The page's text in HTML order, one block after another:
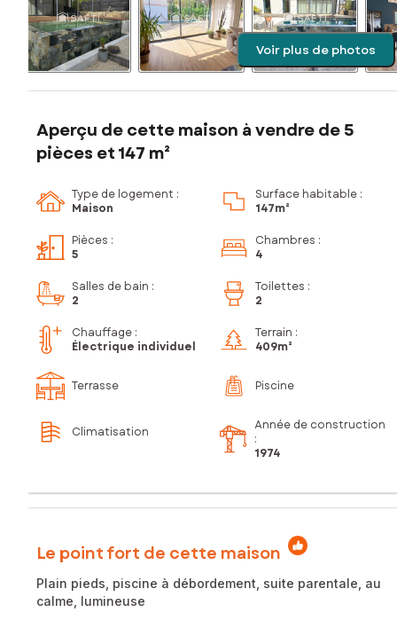
Voir plus de photos
Aperçu de cette maison à vendre de 5
pièces et 147 m²
Type de logement :
Maison
Surface habitable :
147m²
Pièces :
5
Chambres :
4
Salles de bain :
2
Toilettes :
2
Chauffage :
Électrique individuel
Terrain :
409m²
Terrasse Piscine
Climatisation
Année de construction
:
1974
Le point fort de cette maison
Plain pieds, piscine à débordement, suite parentale, au
calme, lumineuse